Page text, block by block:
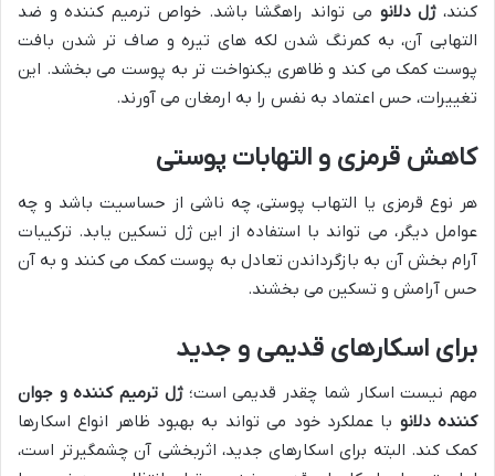
کنند،ژل دلانو می تواند راهگشا باشد. خواص ترمیم کننده و ضد
التهابی آن، به کمرنگ شدن لکه های تیره و صاف تر شدن بافت
پوست کمک می کند و ظاهری یکنواخت تر به پوست می بخشد. این
تغییرات، حس اعتماد به نفس را به ارمغان می آورند.
کاهش قرمزی و التهابات پوستی
هر نوع قرمزی یا التهاب پوستی، چه ناشی از حساسیت باشد و چه
عوامل دیگر، می تواند با استفاده از این ژل تسکین یابد. ترکیبات
آرام بخش آن به بازگرداندن تعادل به پوست کمک می کنند و به آن
حس آرامش و تسکین می بخشند.
برای اسکارهای قدیمی و جدید
مهم نیست اسکار شما چقدر قدیمی است؛ژل ترمیم کننده و جوان
کننده دلانو با عملکرد خود می تواند به بهبود ظاهر انواع اسکارها
کمک کند. البته برای اسکارهای جدید، اثربخشی آن چشمگیرتر است،